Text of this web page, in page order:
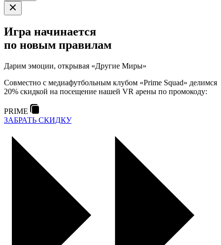
Игра начинается
по новым правилам
Дарим эмоции, открывая «Другие Миры»
Совместно с медиафутбольным клубом «Prime Squad» делимся
20% скидкой на посещение нашей VR арены по промокоду:
PRIME
ЗАБРАТЬ СКИДКУ